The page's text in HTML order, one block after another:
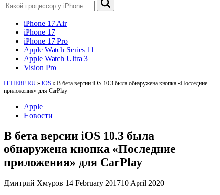
iPhone 17 Air
iPhone 17
iPhone 17 Pro
Apple Watch Series 11
Apple Watch Ultra 3
Vision Pro
IT-HERE.RU » iOS » В бета версии iOS 10.3 была обнаружена кнопка «Последние
приложения» для CarPlay
Apple
Новости
В бета версии iOS 10.3 была
обнаружена кнопка «Последние
приложения» для CarPlay
Дмитрий Хмуров 14 February 201710 April 2020